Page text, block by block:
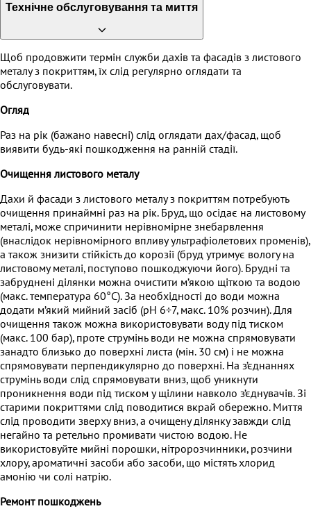
Технічне обслуговування та миття
Щоб продовжити термін служби дахів та фасадів з листового
металу з покриттям, їх слід регулярно оглядати та
обслуговувати.
Огляд
Раз на рік (бажано навесні) слід оглядати дах/фасад, щоб
виявити будь-які пошкодження на ранній стадії.
Очищення листового металу
Дахи й фасади з листового металу з покриттям потребують
очищення принаймні раз на рік. Бруд, що осідає на листовому
металі, може спричинити нерівномірне знебарвлення
(внаслідок нерівномірного впливу ультрафіолетових променів),
а також знизити стійкість до корозії (бруд утримує вологу на
листовому металі, поступово пошкоджуючи його). Брудні та
забруднені ділянки можна очистити м’якою щіткою та водою
(макс. температура 60°C). За необхідності до води можна
додати м’який мийний засіб (pH 6÷7, макс. 10% розчин). Для
очищення також можна використовувати воду під тиском
(макс. 100 бар), проте струмінь води не можна спрямовувати
занадто близько до поверхні листа (мін. 30 см) і не можна
спрямовувати перпендикулярно до поверхні. На з’єднаннях
струмінь води слід спрямовувати вниз, щоб уникнути
проникнення води під тиском у щілини навколо з’єднувачів. Зі
старими покриттями слід поводитися вкрай обережно. Миття
слід проводити зверху вниз, а очищену ділянку завжди слід
негайно та ретельно промивати чистою водою. Не
використовуйте мийні порошки, нітророзчинники, розчини
хлору, ароматичні засоби або засоби, що містять хлорид
амонію чи солі натрію.
Ремонт пошкоджень